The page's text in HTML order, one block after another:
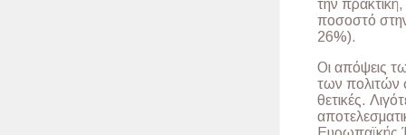
την
ποσοστό
26%).
Οι απόψεις
των πολιτών
θετικές.